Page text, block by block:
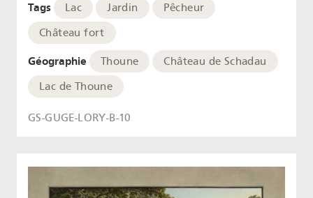
Tags Lac Jardin
Pêcheur
Château fort
Géographie Thoune
Château de Schadau
Lac de Thoune
GS-GUGE-LORY-B-10